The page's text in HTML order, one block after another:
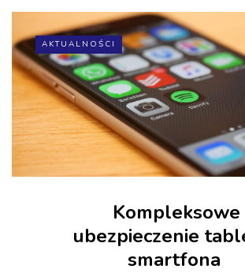
AKTUALNOŚCI
Kompleksowe
ubezpieczenie
smartfona